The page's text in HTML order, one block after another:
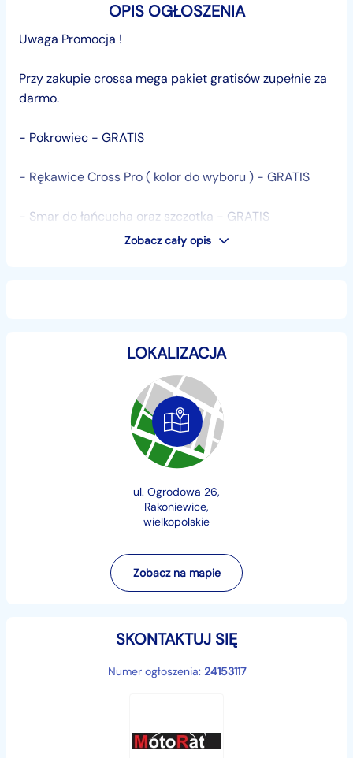
OPIS OGŁOSZENIA
Uwaga Promocja !
Przy zakupie crossa mega pakiet gratisów zupełnie za
darmo.
- Pokrowiec - GRATIS
- Rękawice Cross Pro ( kolor do wyboru ) - GRATIS
- Smar do łańcucha oraz szczotka - GRATIS
Najlepsza okazja tego roku,kup teraz i otrzymaj
Promocja trwa tylko do wyczerpania zapasów.
*** MODEL Z MOCĄ 27 KM ***
*** SYSTEM POWER BOMB ***
Zobacz kayo t4 w akcji :
youtu.be/Sg_IhEiYhM4
Motocykl KAYO T4 został wyposażony w
zabawę w każdych warunkach. Dodatkowo cross
Zobacz cały opis
LOKALIZACJA
ul. Ogrodowa 26,
Rakoniewice,
wielkopolskie
Zobacz na mapie
SKONTAKTUJ SIĘ
Numer ogłoszenia: 24153117